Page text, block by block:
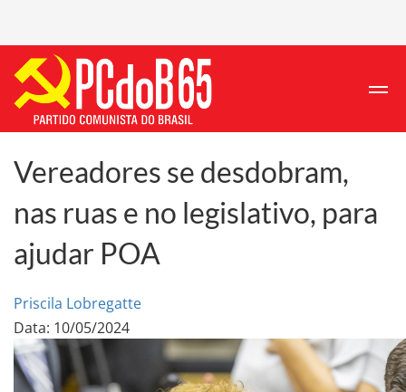
Vereadores se desdobram,
nas ruas e no legislativo, para
ajudar POA
Priscila Lobregatte
Data: 10/05/2024